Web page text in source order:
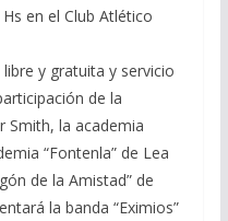
en el Club Atlético
y gratuita y servicio
de la
Smith, la academia
“Fontenla” de Lea
de la Amistad” de
la banda “Eximios”